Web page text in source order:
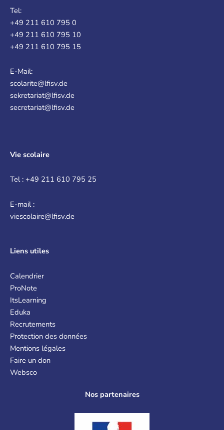
Tel:
+49 211 610 795 0
+49 211 610 795 10
+49 211 610 795 15
E-Mail:
scolarite@lfisv.de
sekretariat@lfisv.de
secretariat@lfisv.de
Vie scolaire
Tel : +49 211 610 795 25
E-mail :
viescolaire@lfisv.de
Liens utiles
Calendrier
ProNote
ItsLearning
Eduka
Recrutements
Protection des données
Mentions légales
Faire un don
Websco
Nos partenaires